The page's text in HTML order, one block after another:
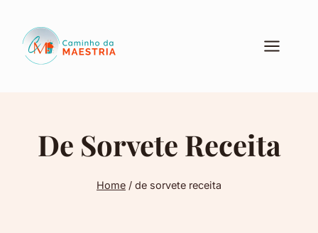
Conteúdo
De Sorvete Receita
Home / de sorvete receita